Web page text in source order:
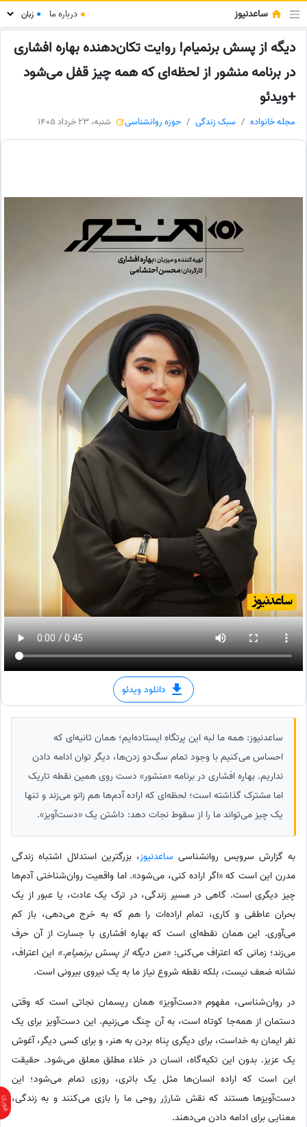
ساعدنیوز ● درباره ما ●
دیگه از پسش برنمیام! روایت تکان‌دهنده بهاره افشاری
در برنامه منشور از لحظه‌ای که همه چیز قفل می‌شود
+ویدئو
مجله خانواده سبک زندگی حوزه روانشناسی شنبه، 23 خرداد 1405
دانلود ویدئو
ساعدنیوز: همه ما لبه این پرتگاه ایستاده‌ایم؛ همان ثانیه‌ای که
احساس می‌کنیم با وجود تمام سگ‌دو زدن‌ها، دیگر توان ادامه دادن
نداریم. بهاره افشاری در برنامه «منشور» دست روی همین نقطه تاریک
اما مشترک گذاشته است؛ لحظه‌ای که اراده آدم‌ها هم زانو می‌زند و تنها
یک چیز می‌تواند ما را از سقوط نجات دهد: داشتن یک «دست‌آویز».
به گزارش سرویس روانشناسی ساعدنیوز، بزرگترین استدلال اشتباه زندگی
مدرن این است که «اگر اراده کنی، می‌شود». اما واقعیت روان‌شناختی آدم‌ها
چیز دیگری است. گاهی در مسیر زندگی، در ترک یک عادت، یا عبور از یک
بحران عاطفی و کاری، تمام اراده‌ات را هم که به خرج می‌دهی، باز کم
می‌آوری. این همان نقطه‌ای است که بهاره افشاری با جسارت از آن حرف
می‌زند؛ زمانی که اعتراف می‌کنی:«من دیگه از پسش برنمیام.» این اعتراف،
نشانه ضعف نیست، بلکه نقطه شروع نیاز ما به یک نیروی بیرونی است.
در روان‌شناسی، مفهوم «دست‌آویز» همان ریسمان نجاتی است که وقتی
دستمان از همه‌جا کوتاه است، به آن چنگ می‌زنیم. این دست‌آویز برای یک
نفر ایمان به خداست، برای دیگری پناه بردن به هنر، و برای کسی دیگر، آغوش
یک عزیز. بدون این تکیه‌گاه، انسان در خلاء مطلق معلق می‌شود. حقیقت
این است که اراده انسان‌ها مثل یک باتری، روزی تمام می‌شود؛ این
دست‌آویزها هستند که نقش شارژر روحی ما را بازی می‌کنند و به زندگی،
معنایی برای ادامه دادن می‌دهند.